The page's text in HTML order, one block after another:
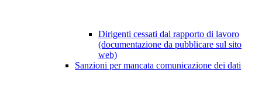
Dirigenti cessati dal rapporto di lavoro
(documentazione da pubblicare sul sito
web)
Sanzioni per mancata comunicazione dei dati